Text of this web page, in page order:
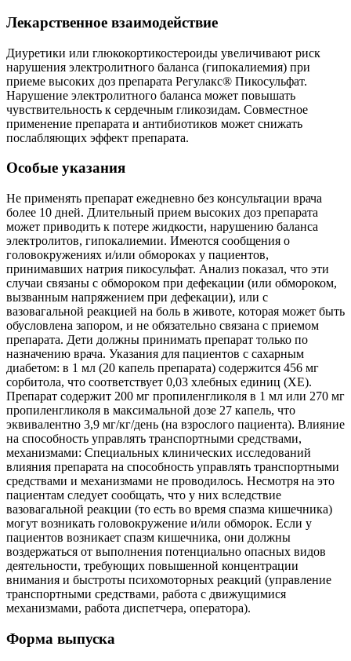
Лекарственное взаимодействие
Диуретики или глюкокортикостероиды увеличивают риск
нарушения электролитного баланса (гипокалиемия) при
приеме высоких доз препарата Регулакс® Пикосульфат.
Нарушение электролитного баланса может повышать
чувствительность к сердечным гликозидам. Совместное
применение препарата и антибиотиков может снижать
послабляющих эффект препарата.
Особые указания
Не применять препарат ежедневно без консультации врача
более 10 дней. Длительный прием высоких доз препарата
может приводить к потере жидкости, нарушению баланса
электролитов, гипокалиемии. Имеются сообщения о
головокружениях и/или обмороках у пациентов,
принимавших натрия пикосульфат. Анализ показал, что эти
случаи связаны с обмороком при дефекации (или обмороком,
вызванным напряжением при дефекации), или с
вазовагальной реакцией на боль в животе, которая может быть
обусловлена запором, и не обязательно связана с приемом
препарата. Дети должны принимать препарат только по
назначению врача. Указания для пациентов с сахарным
диабетом: в 1 мл (20 капель препарата) содержится 456 мг
сорбитола, что соответствует 0,03 хлебных единиц (ХЕ).
Препарат содержит 200 мг пропиленгликоля в 1 мл или 270 мг
пропиленгликоля в максимальной дозе 27 капель, что
эквивалентно 3,9 мг/кг/день (на взрослого пациента). Влияние
на способность управлять транспортными средствами,
механизмами: Специальных клинических исследований
влияния препарата на способность управлять транспортными
средствами и механизмами не проводилось. Несмотря на это
пациентам следует сообщать, что у них вследствие
вазовагальной реакции (то есть во время спазма кишечника)
могут возникать головокружение и/или обморок. Если у
пациентов возникает спазм кишечника, они должны
воздержаться от выполнения потенциально опасных видов
деятельности, требующих повышенной концентрации
внимания и быстроты психомоторных реакций (управление
транспортными средствами, работа с движущимися
механизмами, работа диспетчера, оператора).
Форма выпуска